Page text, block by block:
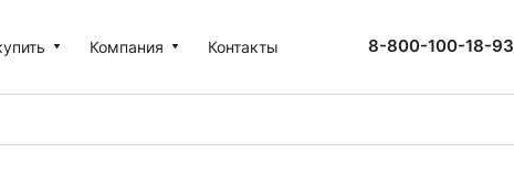
Компания Контакты 8-800-100-18-93